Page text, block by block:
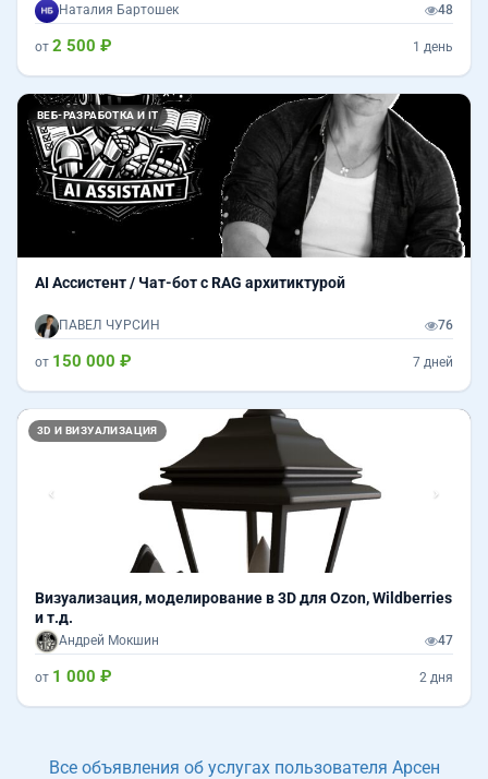
Наталия Бартошек 48
от 2 500 ₽ 1 день
ВЕБ-РАЗРАБОТКА И IT
AI Ассистент / Чат-бот с RAG архитиктурой
ПАВЕЛ ЧУРСИН 76
от 150 000 ₽ 7 дней
3D И ВИЗУАЛИЗАЦИЯ
Назад
Визуализация, моделирование в 3D для Ozon, Wildberries
и т.д.
Андрей Мокшин 47
от 1 000 ₽ 2 дня
Все объявления об услугах пользователя Арсен